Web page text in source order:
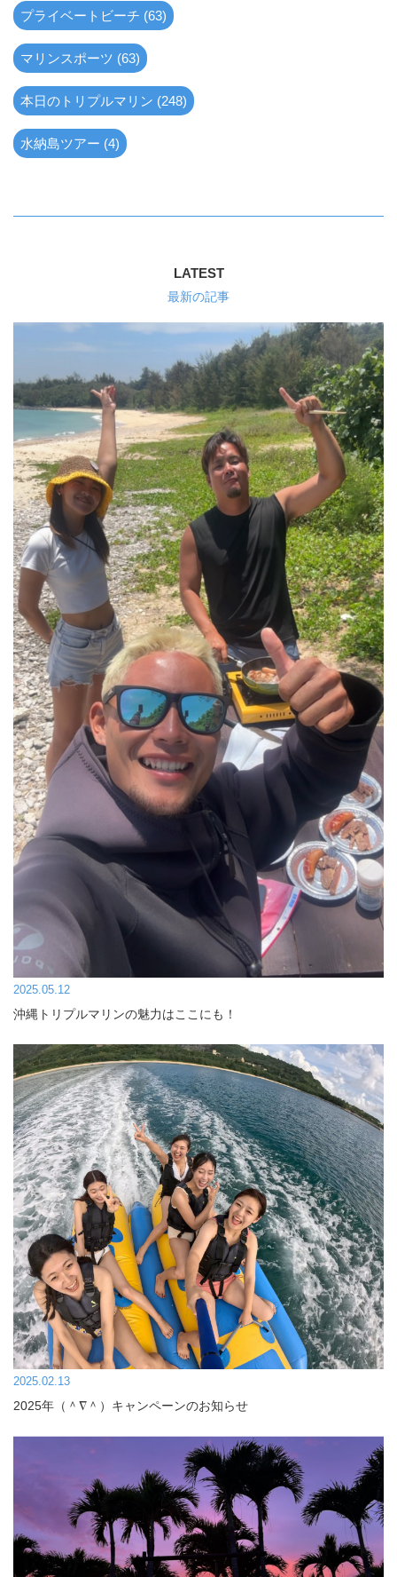
プライベートビーチ (63)
マリンスポーツ (63)
本日のトリプルマリン (248)
水納島ツアー (4)
LATEST
最新の記事
2025.05.12
沖縄トリプルマリンの魅力はここにも！
2025.02.13
2025年（＾∇＾）キャンペーンのお知らせ